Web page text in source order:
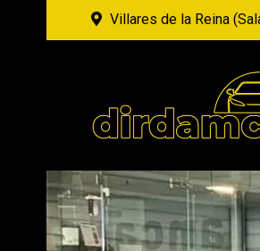
Villares de la Reina